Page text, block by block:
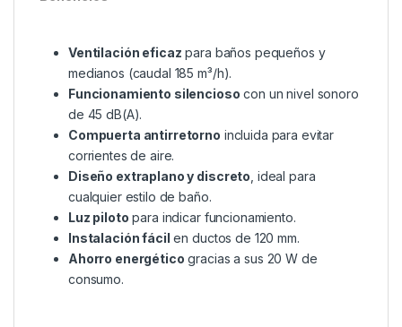
Ventilación eficaz para baños pequeños y
medianos (caudal 185 m³/h).
Funcionamiento silencioso con un nivel sonoro
de 45 dB(A).
Compuerta antirretorno incluida para evitar
corrientes de aire.
Diseño extraplano y discreto , ideal para
cualquier estilo de baño.
Luz piloto para indicar funcionamiento.
Instalación fácil en ductos de 120 mm.
Ahorro energético gracias a sus 20 W de
consumo.